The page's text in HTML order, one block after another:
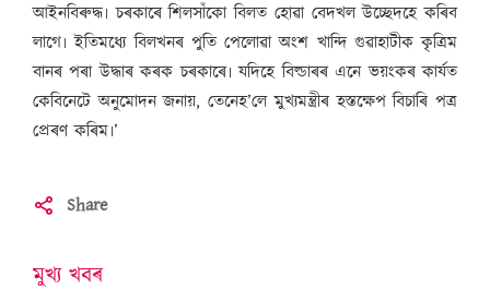
আইনবিৰুদ্ধ৷ চৰকাৰে শিলসাঁকো বিলত হোৱা বেদখল উচ্ছেদহে কৰিব
লাগে৷ ইতিমধ্যে বিলখনৰ পুতি পেলোৱা অংশ খান্দি গুৱাহাটীক কৃত্ৰিম
বানৰ পৰা উদ্ধাৰ কৰক চৰকাৰে৷ যদিহে বিল্ডাৰৰ এনে ভয়ংকৰ কাৰ্যত
কেবিনেটে অনুমোদন জনায়, তেনেহ’লে মুখ্যমন্ত্ৰীৰ হস্তক্ষেপ বিচাৰি পত্ৰ
প্ৰেৰণ কৰিম৷’
Share
মুখ্য খবৰ